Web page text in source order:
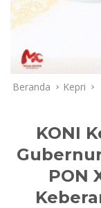
Beranda Kepri
KONI
PON